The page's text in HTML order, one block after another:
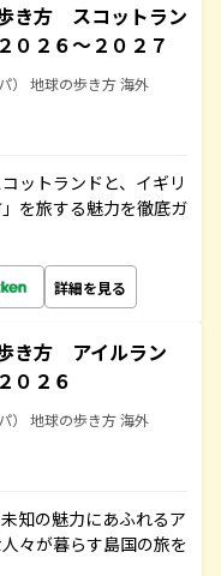
き方 スコットラン
２６～２０２７
） 地球の歩き方 海外
ットランドと、イギリ
を旅する魅力を徹底ガ
詳細を見る
き方 アイルラン
０２６
） 地球の歩き方 海外
知の魅力にあふれるア
々が暮らす島国の旅を